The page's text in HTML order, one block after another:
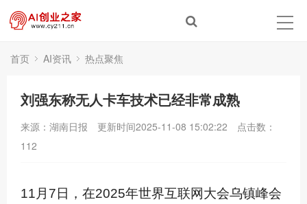
首页 AI资讯 热点聚焦
刘强东称无人卡车技术已经非常成熟
来源：湖南日报 更新时间2025-11-08 15:02:22
点击数：
112
11月7日，在2025年世界互联网大会乌镇峰会